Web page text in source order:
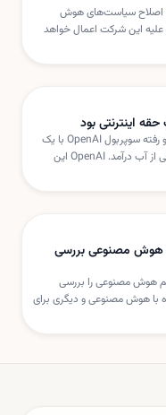
اصلاح سیاست‌های هوش
این شرکت اعمال خواهد
برای خدمات هوش مصنوعی
ویدئویی که در شبکه‌های اجتماعی به‌عنوان آگهی لو رفته سوپربول OpenAI با یک
گجت کروی و ایربادز دست‌به‌دست می‌شد، ساختگی از آب درآمد. OpenAI این
هوش مصنوعی بررسی
هوش مصنوعی را بررسی
با هوش مصنوعی و دیگری برای